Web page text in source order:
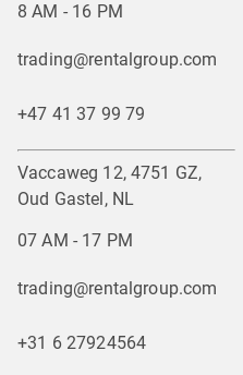
8 AM - 16 PM
trading@rentalgroup.com
+47 41 37 99 79
Vaccaweg 12, 4751 GZ,
Oud Gastel, NL
07 AM - 17 PM
trading@rentalgroup.com
+31 6 27924564